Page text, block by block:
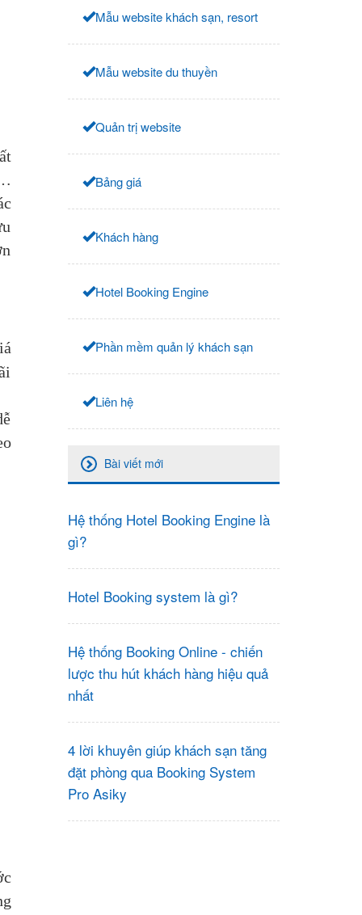
Mẫu website khách sạn, resort
Mẫu website du thuyền
Quản trị website
Bảng giá
Khách hàng
Hotel Booking Engine
Phần mềm quản lý khách sạn
Liên hệ
Bài viết mới
Hệ thống Hotel Booking Engine là
gì?
Hotel Booking system là gì?
Hệ thống Booking Online - chiến
lược thu hút khách hàng hiệu quả
nhất
4 lời khuyên giúp khách sạn tăng
đặt phòng qua Booking System
Pro Asiky